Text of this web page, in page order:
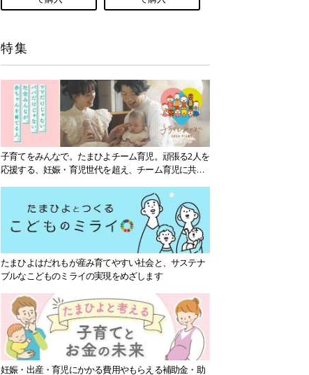
特集
子育てをみんなで。たまひよチーム育児。頑張る2人を
応援する、妊娠・育児世代を超え、チーム育児に共感
たまひよはだれもが産み育てやすい社会と、サステナ
ブルなこどものミライの実現をめざします
妊娠・出産・育児にかかる費用やもらえる補助金・助